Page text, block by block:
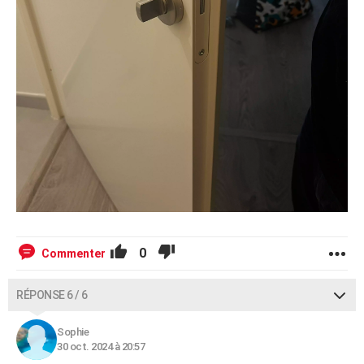
Commenter 0
RÉPONSE 6 / 6
Sophie
30 oct. 2024 à 20:57